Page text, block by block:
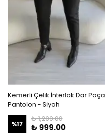
Kemerli Çelik İnterlok Dar Paça
Pantolon - Siyah
%17
₺ 1,200.00
₺ 999.00